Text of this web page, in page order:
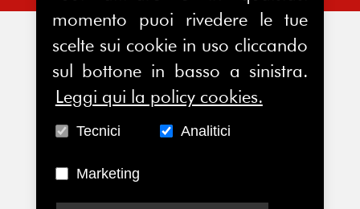
momento puoi rivedere le tue
scelte sui cookie in uso cliccando
sul bottone in basso a sinistra.
Leggi qui la policy cookies.
Tecnici Analitici
Marketing